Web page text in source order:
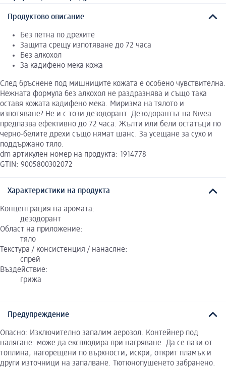
Продуктово описание
Без петна по дрехите
Защита срещу изпотяване до 72 часа
Без алкохол
За кадифено мека кожа
След бръснене под мишниците кожата е особено чувствителна.
Нежната формула без алкохол не раздразнява и също така
оставя кожата кадифено мека. Миризма на тялото и
изпотяване? Не и с този дезодорант. Дезодорантът на Nivea
предпазва ефективно до 72 часа. Жълти или бели остатъци по
черно-белите дрехи също нямат шанс. За усещане за сухо и
поддържано тяло.
dm артикулен номер на продукта: 1914778
GTIN: 9005800302072
Характеристики на продукта
Концентрация на аромата:
дезодорант
Област на приложение:
тяло
Текстура / консистенция / нанасяне:
спрей
Въздействие:
грижа
Предупреждение
Oпасно: Изключително запалим аерозол. Контейнер под
налягане: може да експлодира при нагряване. Да се пази от
топлина, нагорещени по върхности, искри, открит пламък и
други източници на запалване. Тютюнопушенето забранено.